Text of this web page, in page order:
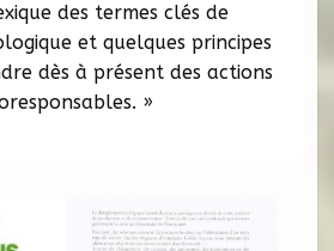
des termes clés de
et quelques principes
dès à présent des actions
»